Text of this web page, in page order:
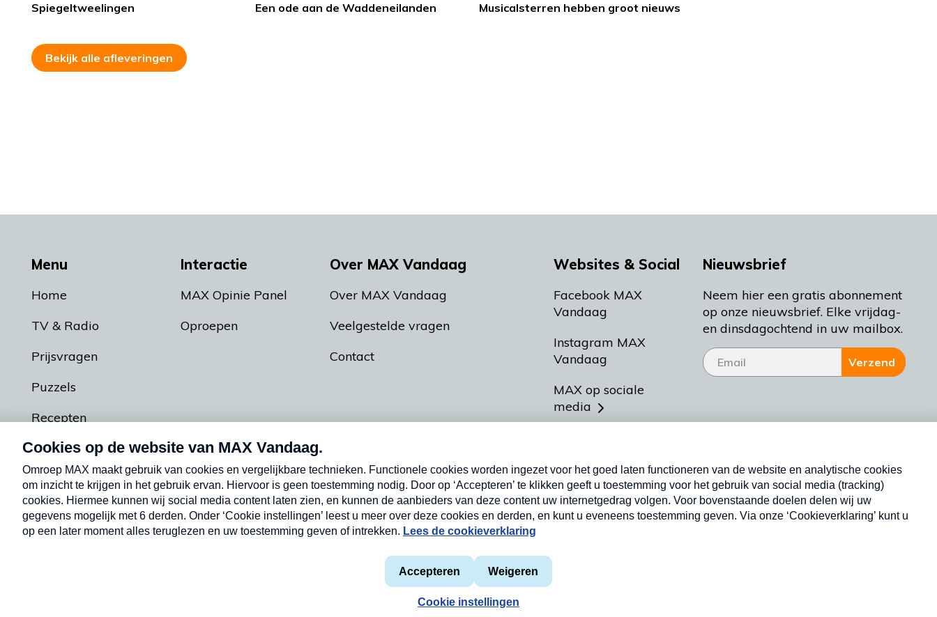
Spiegeltweelingen Een ode aan de Waddeneilanden Musicalsterren hebben groot nieuws
Bekijk alle afleveringen
Menu
Home
TV & Radio
Prijsvragen
Puzzels
Recepten
Podcasts
Interactie
MAX Opinie Panel
Oproepen
Over MAX Vandaag
Over MAX Vandaag
Veelgestelde vragen
Contact
Websites & Social
Facebook MAX
Vandaag
Instagram MAX
Vandaag
MAX op sociale
media
Meldpunt Actueel
Heel Holland Bakt
Nieuwsbrief
Neem hier een gratis abonnement
op onze nieuwsbrief. Elke vrijdag-
en dinsdagochtend in uw mailbox.
Verzend
Privacyverklaring
Cookieverklaring
Nieuwsbrief
Neem hier een gratis abonnement op onze